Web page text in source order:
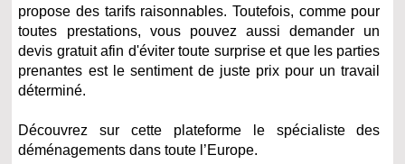
propose des tarifs raisonnables. Toutefois, comme pour
toutes prestations, vous pouvez aussi demander un
devis gratuit afin d'éviter toute surprise et que les parties
prenantes est le sentiment de juste prix pour un travail
déterminé.
Découvrez sur cette plateforme le spécialiste des
déménagements dans toute l’Europe.